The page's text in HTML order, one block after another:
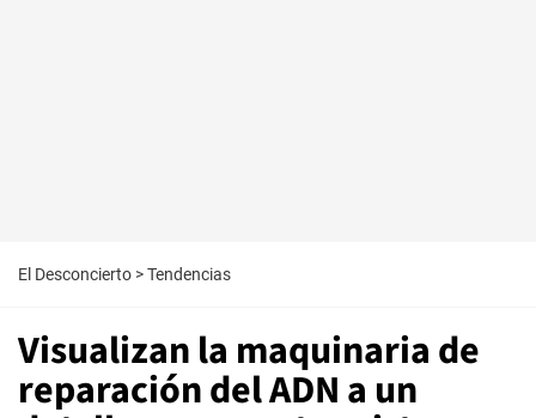
El Desconcierto >Tendencias
Visualizan la maquinaria de
reparación del ADN a un